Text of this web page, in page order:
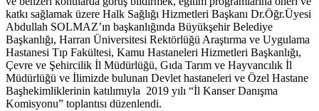
katkı sağlamak üzere Halk Sağlığı Hizmetleri Başkanı Dr.Öğr.Üyesi
Abdullah SOLMAZ’ın başkanlığında Büyükşehir Belediye
Başkanlığı, Harran Üniversitesi Rektörlüğü Araştırma ve Uygulama
Hastanesi Tıp Fakültesi, Kamu Hastaneleri Hizmetleri Başkanlığı,
Çevre ve Şehircilik İl Müdürlüğü, Gıda Tarım ve Hayvancılık İl
Müdürlüğü ve İlimizde bulunan Devlet hastaneleri ve Özel Hastane
Başhekimliklerinin katılımıyla 2019 yılı “İl Kanser Danışma
Komisyonu” toplantısı düzenlendi.